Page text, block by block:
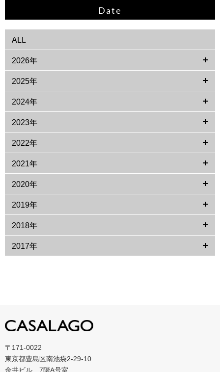
Date
ALL
2026年
2025年
2024年
2023年
2022年
2021年
2020年
2019年
2018年
2017年
〒171-0022
東京都豊島区南池袋2-29-10
金井ビル 7階A号室